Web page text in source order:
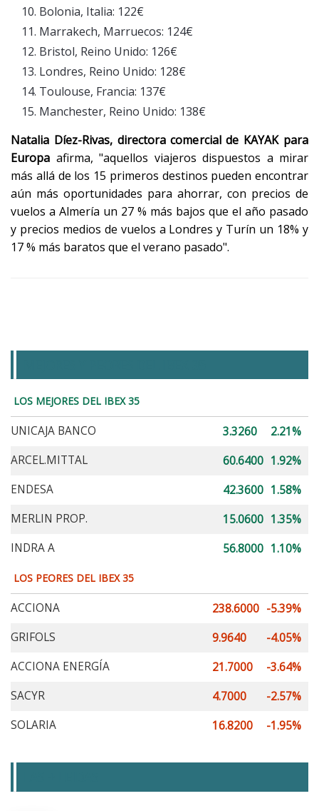
Bolonia, Italia: 122€
Marrakech, Marruecos: 124€
Bristol, Reino Unido: 126€
Londres, Reino Unido: 128€
Toulouse, Francia: 137€
Manchester, Reino Unido: 138€
Natalia Díez-Rivas, directora comercial de KAYAK para
Europa afirma, "aquellos viajeros dispuestos a mirar
más allá de los 15 primeros destinos pueden encontrar
aún más oportunidades para ahorrar, con precios de
vuelos a Almería un 27 % más bajos que el año pasado
y precios medios de vuelos a Londres y Turín un 18% y
17 % más baratos que el verano pasado".
LOS MEJORES DEL IBEX 35
UNICAJA BANCO 3.3260
2.21%
ARCEL.MITTAL
60.6400 1.92%
ENDESA
42.3600 1.58%
MERLIN PROP.
15.0600 1.35%
INDRA A
56.8000 1.10%
LOS PEORES DEL IBEX 35
ACCIONA 238.6000 -5.39%
GRIFOLS
9.9640
-4.05%
ACCIONA ENERGÍA
21.7000
-3.64%
SACYR
4.7000
-2.57%
SOLARIA
16.8200 -1.95%